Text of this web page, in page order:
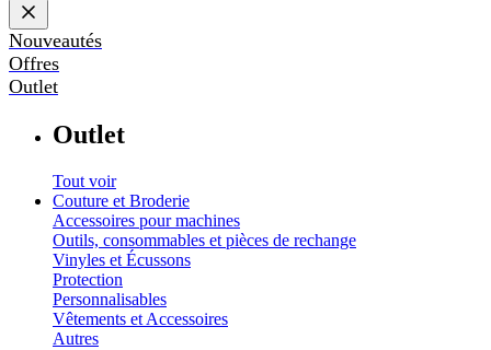
Nouveautés
Offres
Outlet
Outlet
Tout voir
Couture et Broderie
Accessoires pour machines
Outils, consommables et pièces de rechange
Vinyles et Écussons
Protection
Personnalisables
Vêtements et Accessoires
Autres